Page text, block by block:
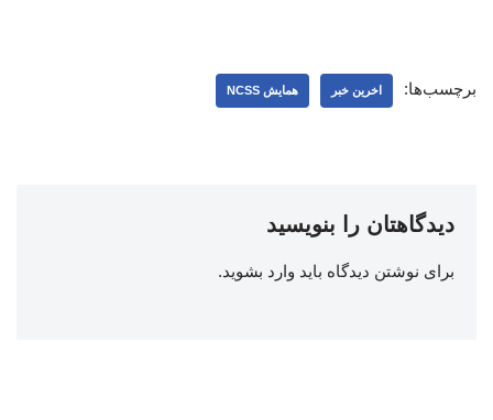
برچسب‌ها: اخرین خبر همایش NCSS
دیدگاهتان را بنویسید
برای نوشتن دیدگاه باید وارد بشوید.